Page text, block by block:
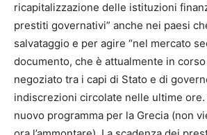
ricapitalizzazione delle istituzioni
prestiti governativi” anche nei paesi
salvataggio e per agire “nel mercato
documento, che è attualmente in
negoziato tra i capi di Stato e di
indiscrezioni circolate nelle ultime ore.
nuovo programma per la Grecia (non